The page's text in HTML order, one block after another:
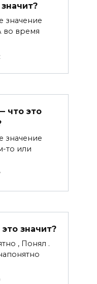
значение
время
что это
значение
то или
значит?
, Понял .